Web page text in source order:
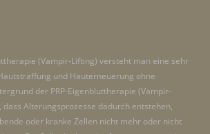
(Vampir-Lifting) versteht man eine sehr
und Hauterneuerung ohne
der PRP-Eigenbluttherapie (Vampir-
dass Alterungsprozesse dadurch entstehen,
oder kranke Zellen nicht mehr oder nicht